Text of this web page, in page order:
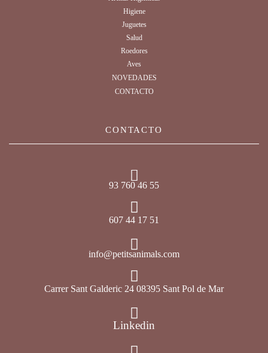
Higiene
Juguetes
Salud
Roedores
Aves
NOVEDADES
CONTACTO
CONTACTO
93 760 46 55
607 44 17 51
info@petitsanimals.com
Carrer Sant Galderic 24 08395 Sant Pol de Mar
Linkedin